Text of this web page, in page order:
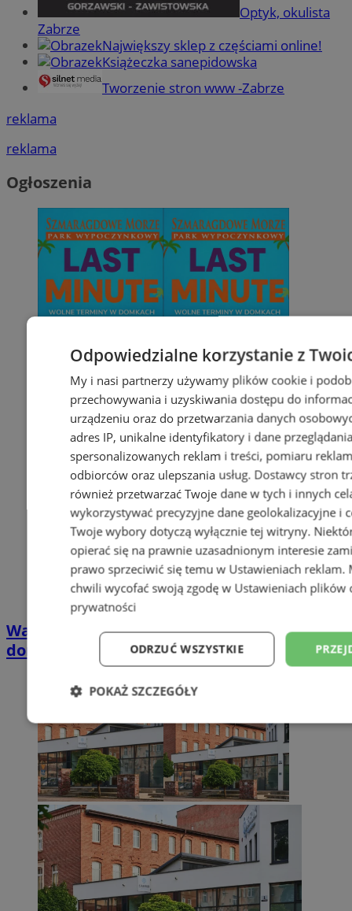
Optyk, okulista
Zabrze
Największy sklep z częściami online!
Książeczka sanepidowska
Tworzenie stron www -Zabrze
reklama
reklama
Ogłoszenia
Wakacyjny wypoczynek nad Bałtykiem w
domkach Szmaragdowe Morze
Odpowiedzialne korzystanie z
My i nasi partnerzy używamy plików cookie i
przechowywania i uzyskiwania dostępu do
urządzeniu oraz do przetwarzania danych
adres IP, unikalne identyfikatory i dane
spersonalizowanych reklam i treści, pomiaru
odbiorców oraz ulepszania usług. Dostawcy stron
również przetwarzać Twoje dane w tych i innych
wykorzystywać precyzyjne dane geolokalizacyjne i
Twoje wybory dotyczą wyłącznie tej witryny.
opierać się na prawnie uzasadnionym interesie
prawo sprzeciwić się temu w Ustawieniach reklam.
chwili wycofać swoją zgodę w Ustawieniach plików
prywatności
ODRZUĆ WSZYSTKIE
POKAŻ SZCZEGÓŁY
Niezbędne Wydajność
Niesklasyfikowane
Niezbędne Wydajność Targetowanie